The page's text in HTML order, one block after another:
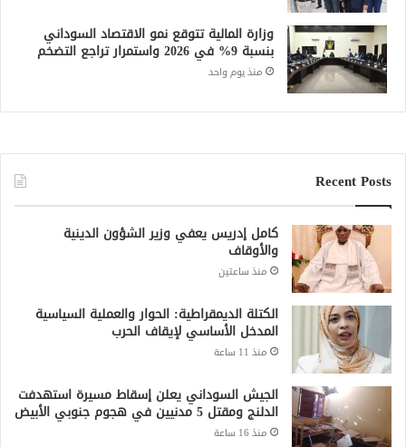
وزارة المالية تتوقع نمو الاقتصاد السوداني
بنسبة 9% في 2026 واستمرار تراجع التضخم
منذ يوم واحد
Recent Posts
كامل إدريس يعفي وزير الشؤون الدينية
والأوقاف
منذ ساعتين
الكتلة الديمقراطية: الحوار والعملية السياسية
المدخل الأساسي لإيقاف الحرب
منذ 11 ساعة
الجيش السوداني يعلن إسقاط مسيرة استهدفت
الدلنج ومقتل 5 مدنيين في هجوم جنوبي الأبيض
منذ 16 ساعة